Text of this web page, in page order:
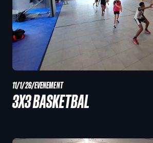
11/1/26/EVENEMENT
3X3 BASKETBAL